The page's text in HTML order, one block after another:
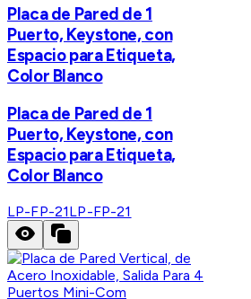
Placa de Pared de 1
Puerto, Keystone, con
Espacio para Etiqueta,
Color Blanco
Placa de Pared de 1
Puerto, Keystone, con
Espacio para Etiqueta,
Color Blanco
LP-FP-21LP-FP-21